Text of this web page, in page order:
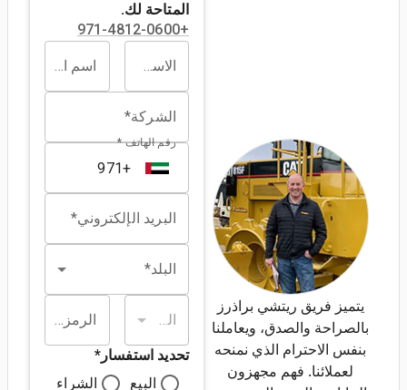
المتاحة لك.
+971-4812-0600
الاسم الأول* اسم العائلة*
الشركة*
رقم الهاتف *
البريد الإلكتروني*
البلد*
الولاية/المقاطعة* الرمز البريدي*
تحديد استفسار *
البيع
الشراء
يتميز فريق ريتشي براذرز
بالصراحة والصدق، ويعاملنا
بنفس الاحترام الذي نمنحه
لعملائنا. فهم مجهزون